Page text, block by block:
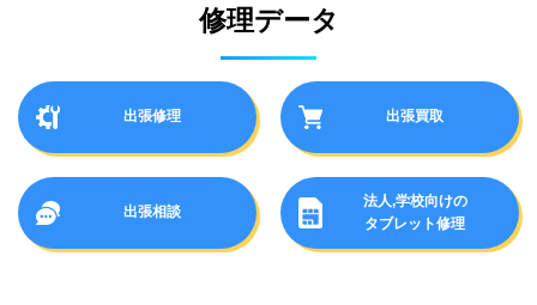
修理データ
出張修理 出張買取
出張相談
法人,学校向けの
タブレット修理